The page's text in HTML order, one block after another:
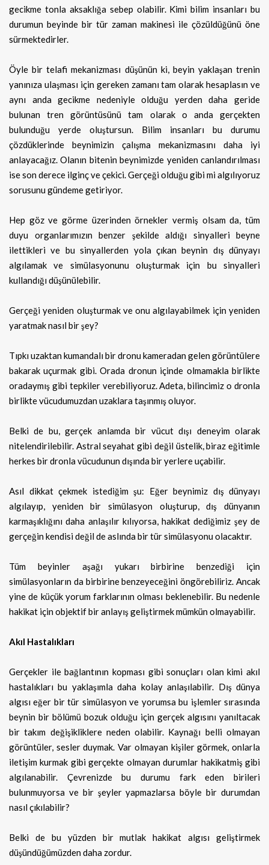
gecikme tonla aksaklığa sebep olabilir. Kimi bilim insanları bu
durumun beyinde bir tür zaman makinesi ile çözüldüğünü öne
sürmektedirler.
Öyle bir telafi mekanizması düşünün ki, beyin yaklaşan trenin
yanınıza ulaşması için gereken zamanı tam olarak hesaplasın ve
aynı anda gecikme nedeniyle olduğu yerden daha geride
bulunan tren görüntüsünü tam olarak o anda gerçekten
bulunduğu yerde oluştursun. Bilim insanları bu durumu
çözdüklerinde beynimizin çalışma mekanizmasını daha iyi
anlayacağız. Olanın bitenin beynimizde yeniden canlandırılması
ise son derece ilginç ve çekici. Gerçeği olduğu gibi mi algılıyoruz
sorusunu gündeme getiriyor.
Hep göz ve görme üzerinden örnekler vermiş olsam da, tüm
duyu organlarımızın benzer şekilde aldığı sinyalleri beyne
ilettikleri ve bu sinyallerden yola çıkan beynin dış dünyayı
algılamak ve simülasyonunu oluşturmak için bu sinyalleri
kullandığı düşünülebilir.
Gerçeği yeniden oluşturmak ve onu algılayabilmek için yeniden
yaratmak nasıl bir şey?
Tıpkı uzaktan kumandalı bir dronu kameradan gelen görüntülere
bakarak uçurmak gibi. Orada dronun içinde olmamakla birlikte
oradaymış gibi tepkiler verebiliyoruz. Adeta, bilincimiz o dronla
birlikte vücudumuzdan uzaklara taşınmış oluyor.
Belki de bu, gerçek anlamda bir vücut dışı deneyim olarak
nitelendirilebilir. Astral seyahat gibi değil üstelik, biraz eğitimle
herkes bir dronla vücudunun dışında bir yerlere uçabilir.
Asıl dikkat çekmek istediğim şu: Eğer beynimiz dış dünyayı
algılayıp, yeniden bir simülasyon oluşturup, dış dünyanın
karmaşıklığını daha anlaşılır kılıyorsa, hakikat dediğimiz şey de
gerçeğin kendisi değil de aslında bir tür simülasyonu olacaktır.
Tüm beyinler aşağı yukarı birbirine benzediği için
simülasyonların da birbirine benzeyeceğini öngörebiliriz. Ancak
yine de küçük yorum farklarının olması beklenebilir. Bu nedenle
hakikat için objektif bir anlayış geliştirmek mümkün olmayabilir.
Akıl Hastalıkları
Gerçekler ile bağlantının kopması gibi sonuçları olan kimi akıl
hastalıkları bu yaklaşımla daha kolay anlaşılabilir. Dış dünya
algısı eğer bir tür simülasyon ve yorumsa bu işlemler sırasında
beynin bir bölümü bozuk olduğu için gerçek algısını yanıltacak
bir takım değişikliklere neden olabilir. Kaynağı belli olmayan
görüntüler, sesler duymak. Var olmayan kişiler görmek, onlarla
iletişim kurmak gibi gerçekte olmayan durumlar hakikatmiş gibi
algılanabilir. Çevrenizde bu durumu fark eden birileri
bulunmuyorsa ve bir şeyler yapmazlarsa böyle bir durumdan
nasıl çıkılabilir?
Belki de bu yüzden bir mutlak hakikat algısı geliştirmek
düşündüğümüzden daha zordur.